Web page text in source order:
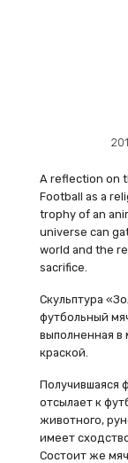
A reflection on
Football as a
trophy of an
universe can
world and the
sacrifice.
Скульптура
футбольный
выполненная в
краской.
Получившаяся
отсылает к
животного,
имеет
Состоит же